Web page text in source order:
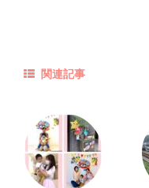
関連記事